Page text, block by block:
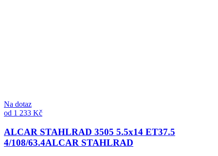
Na dotaz
od 1 233 Kč
ALCAR STAHLRAD 3505 5.5x14 ET37.5
4/108/63.4ALCAR STAHLRAD